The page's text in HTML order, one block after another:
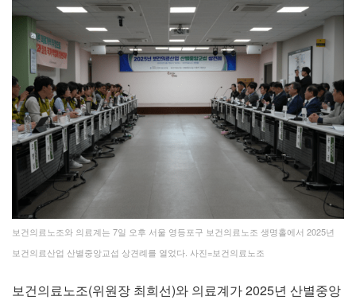
보건의료노조와 의료계는 7일 오후 서울 영등포구 보건의료노조 생명홀에서 2025년
보건의료산업 산별중앙교섭 상견례를 열었다. 사진=보건의료노조
보건의료노조(위원장 최희선)와 의료계가 2025년 산별중앙